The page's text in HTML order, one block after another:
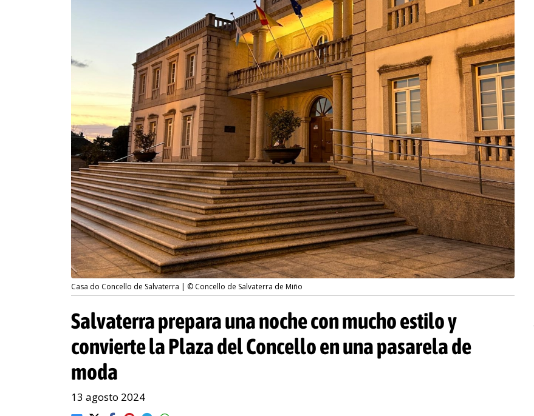
Casa do Concello de Salvaterra | © Concello de Salvaterra de Miño
Salvaterra prepara una noche con mucho estilo y
convierte la Plaza del Concello en una pasarela de
moda
13 agosto 2024